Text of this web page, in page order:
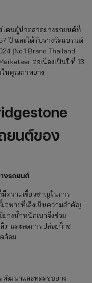
นผู้นำตลาดยางรถยนต์ที่
ปี และได้รับรางวัลแบรนด์
(No.1 Brand Thailand
ต่อเนื่องเป็นปีที่ 13
ในคุณภาพยาง
ยนต์ของ
งรถยนต์
ามเชี่ยวชาญในการ
ฉพาะที่เล็งเห็นความสำคัญ
างน้ำหนักเบาจึงช่วย
ต และลดการปล่อยก๊าซ
ล้อม
นาและทดสอบยาง